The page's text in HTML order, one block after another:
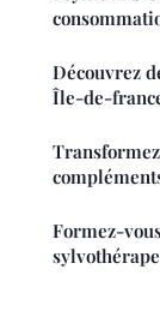
Découvrez
Île-de-
Formez-